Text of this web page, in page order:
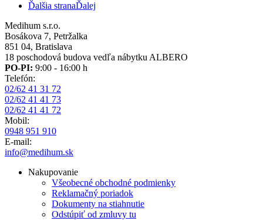
Ďalšia stranaĎalej
Medihum s.r.o.
Bosákova 7, Petržalka
851 04, Bratislava
18 poschodová budova vedľa nábytku ALBERO
PO-PI: 9:00 - 16:00 h
Telefón:
02/62 41 31 72
02/62 41 41 73
02/62 41 41 72
Mobil:
0948 951 910
E-mail:
info@medihum.sk
Nakupovanie
Všeobecné obchodné podmienky
Reklamačný poriadok
Dokumenty na stiahnutie
Odstúpiť od zmluvy tu